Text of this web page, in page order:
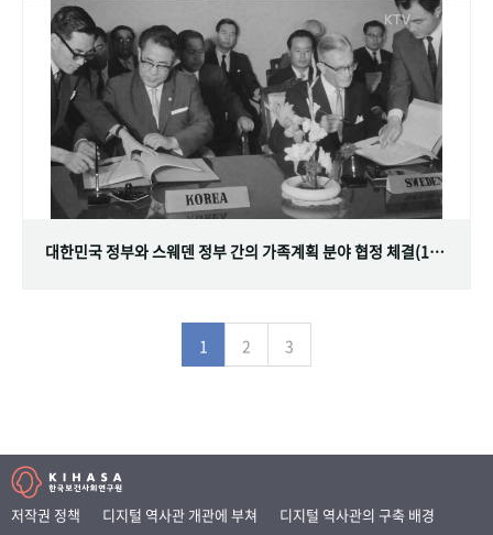
대한민국 정부와 스웨덴 정부 간의 가족계획 분야 협정 체결(1968.07.12)
1 2 3
저작권 정책 디지털 역사관 개관에 부쳐
디지털 역사관의 구축 배경